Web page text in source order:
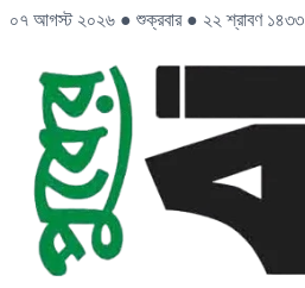
০৭ আগস্ট ২০২৬ ● শুক্রবার ● ২২ শ্রাবণ ১৪৩৩